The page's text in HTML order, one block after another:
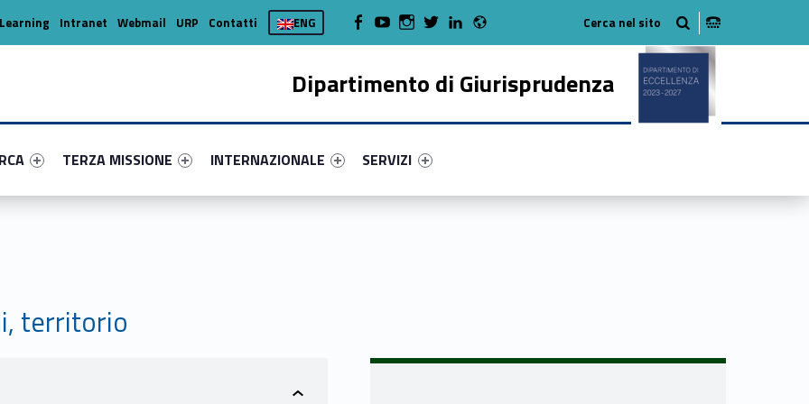
Dipartimento di Giurisprudenza
primary-76330-16
#link-menu-primary-51247-37
Link identifier #link-menu-primary-98018-45
TERZA MISSIONE
Link identifier #link-menu-primary-97593-50
INTERNAZIONALE
Link identifier #link-menu-primary-14001-62
SERVIZI
Intranet Webmail URP Contatti ENG WebMan on Facebook
WebMan on YoutubeWebMan on Instagram
WebMan on TwitterWebMan on LinkedIn
territorio